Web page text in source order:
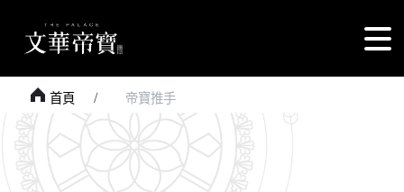
首頁 帝寶推手
3D外觀透視參考圖